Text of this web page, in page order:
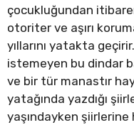
çocukluğundan
otoriter ve aşırı
yıllarını yatakta
istemeyen bu dindar
ve bir tür manastır
yatağında yazdığı
yaşındayken